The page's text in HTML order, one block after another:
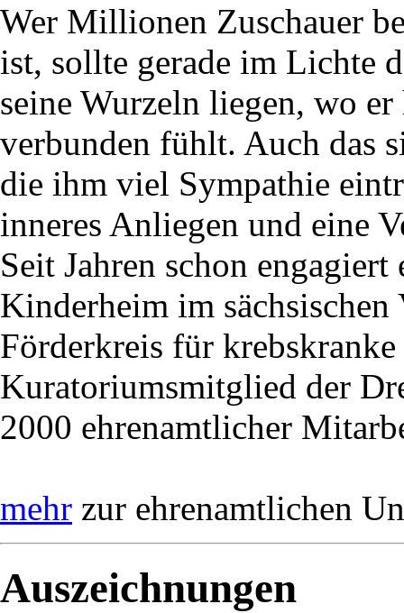
Wer Millionen Zuschauer
ist, sollte gerade im Lichte
seine Wurzeln liegen, wo
verbunden fühlt. Auch das
die ihm viel Sympathie
inneres Anliegen und eine
Seit Jahren schon
Kinderheim im
Förderkreis für
Kuratoriumsmitglied der
2000 ehrenamtlicher
mehr zur ehrenamtlichen
Auszeichnungen